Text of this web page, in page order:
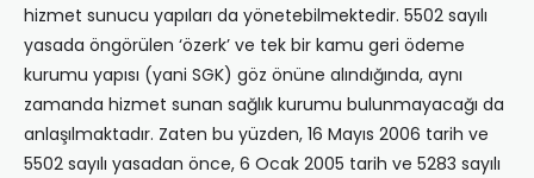
hizmet sunucu yapıları da yönetebilmektedir. 5502 sayılı
yasada öngörülen ‘özerk’ ve tek bir kamu geri ödeme
kurumu yapısı (yani SGK) göz önüne alındığında, aynı
zamanda hizmet sunan sağlık kurumu bulunmayacağı da
anlaşılmaktadır. Zaten bu yüzden, 16 Mayıs 2006 tarih ve
5502 sayılı yasadan önce, 6 Ocak 2005 tarih ve 5283 sayılı